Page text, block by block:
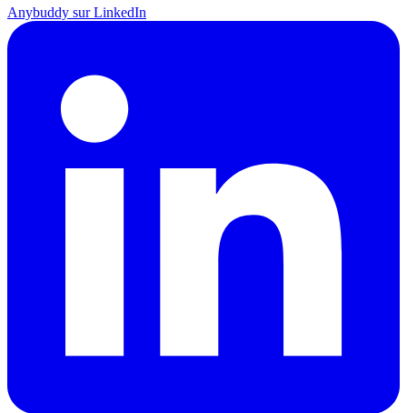
Anybuddy sur LinkedIn